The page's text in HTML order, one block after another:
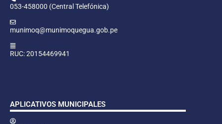
053-458000 (Central Telefónica)
munimoq@munimoquegua.gob.pe
RUC: 20154469941
APLICATIVOS MUNICIPALES